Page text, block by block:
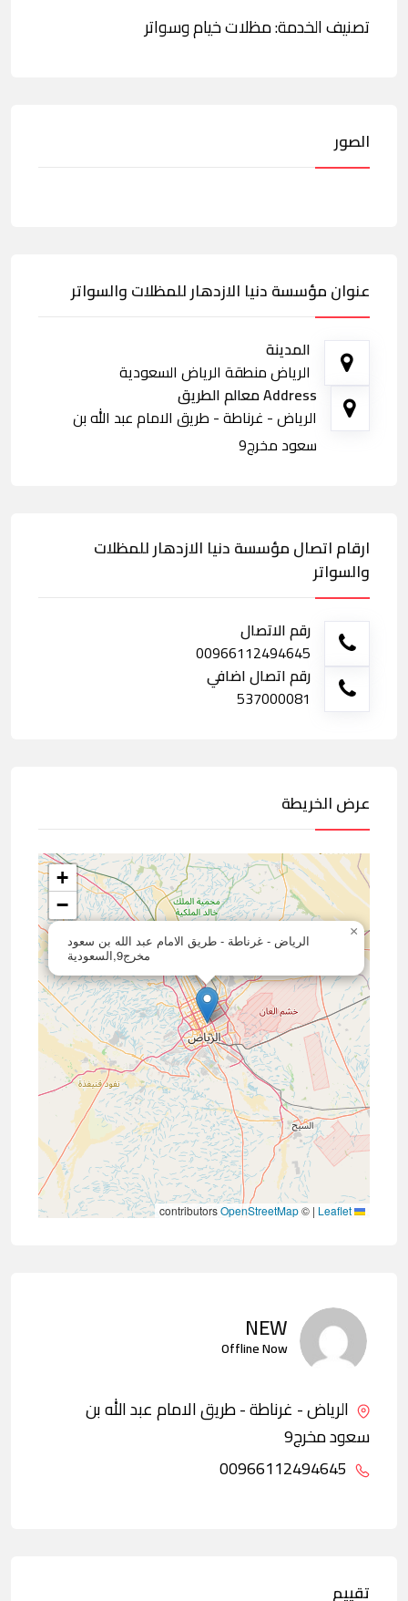
تصنيف الخدمة: مظلات خيام وسواتر
الصور
عنوان مؤسسة دنيا الازدهار للمظلات والسواتر
المدينة
الرياض منطقة الرياض السعودية
Address معالم الطريق
الرياض - غرناطة - طريق الامام عبد الله بن
سعود مخرج9
ارقام اتصال مؤسسة دنيا الازدهار للمظلات
والسواتر
رقم الاتصال
00966112494645
رقم اتصال اضافي
537000081
عرض الخريطة
الرياض - غرناطة - طريق الامام عبد الله بن سعود
مخرج9,السعودية
×
+
−
|
©
OpenStreetMap
NEW
Offline Now
الرياض - غرناطة - طريق الامام عبد الله بن
سعود مخرج9
تقييم